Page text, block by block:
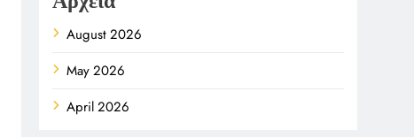
August 2026
May 2026
April 2026